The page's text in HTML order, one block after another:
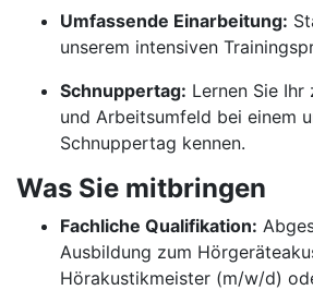
Umfassende Einarbeitung:
unserem intensiven
Schnuppertag: Lernen Sie Ihr
und Arbeitsumfeld bei einem
Schnuppertag kennen.
Was Sie mitbringen
Fachliche Qualifikation:
Ausbildung zum
Hörakustikmeister (m/w/d)